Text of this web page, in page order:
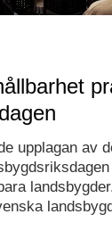
upplagan av